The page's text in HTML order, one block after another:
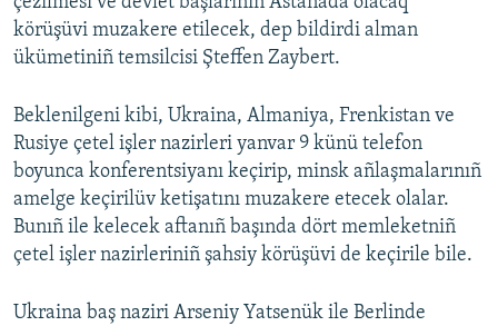
körüşüvi muzakere etilecek, dep bildirdi alman
ükümetiniñ temsilcisi Şteffen Zaybert.
Beklenilgeni kibi, Ukraina, Almaniya, Frenkistan ve
Rusiye çetel işler nazirleri yanvar 9 künü telefon
boyunca konferentsiyanı keçirip, minsk añlaşmalarınıñ
amelge keçirilüv ketişatını muzakere etecek olalar.
Bunıñ ile kelecek aftanıñ başında dört memleketniñ
çetel işler nazirleriniñ şahsiy körüşüvi de keçirile bile.
Ukraina baş naziri Arseniy Yatsenük ile Berlinde